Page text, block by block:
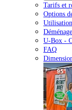
Tarifs et
Options
U-Box -
FAQ